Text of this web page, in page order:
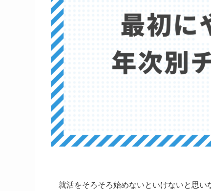
就活をそろそろ始めないといけないと思